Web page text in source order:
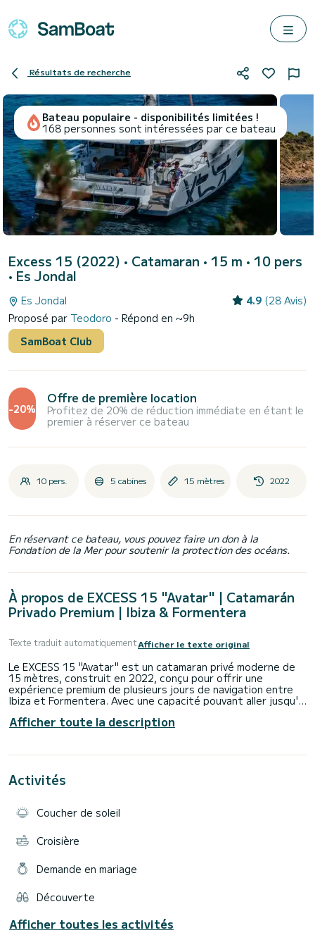
Résultats de recherche
Bateau populaire - disponibilités limitées !
168 personnes sont intéressées par ce bateau
Excess 15 (2022) • Catamaran • 15 m • 10 pers
• Es Jondal
Es Jondal 4.9 (28 Avis)
Proposé par Teodoro - Répond en ~9h
SamBoat Club
-20%
Offre de première location
Profitez de 20% de réduction immédiate en étant le
premier à réserver ce bateau
10 pers. 5 cabines 15 mètres 2022
En réservant ce bateau, vous pouvez faire un don à la
Fondation de la Mer pour soutenir la protection des océans.
À propos de EXCESS 15 "Avatar" | Catamarán
Privado Premium | Ibiza & Formentera
Texte traduit automatiquementAfficher le texte original
Le EXCESS 15 "Avatar" est un catamaran privé moderne de
15 mètres, construit en 2022, conçu pour offrir une
expérience premium de plusieurs jours de navigation entre
Ibiza et Formentera. Avec une capacité pouvant aller jusqu'à
cabines indépendantes pour l'équipage, il allie espace,
intimité et confort pour profiter de la Méditerranée en
Pensé pour les familles, les groupes d'amis ou les couples à la
découvrir Ibiza et Formentera depuis la mer, en mouillant
rythme entièrement personnalisé.
Services Premium Inclus
professionnel conçu pour que vous puissiez profiter de
vous détendez et découvrez Ibiza et Formentera, notre
équipage se charge de la navigation, de l'assistance à bord
Afficher toute la description
Activités
Coucher de soleil
Croisière
Demande en mariage
Découverte
Afficher toutes les activités